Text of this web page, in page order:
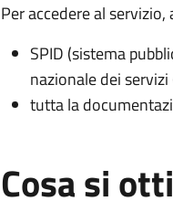
Per accedere al
SPID (sistema
nazionale dei servizi
tutta la
Cosa si